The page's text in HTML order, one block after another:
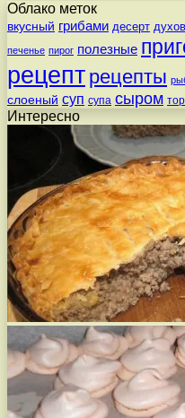
Облако меток
вкусный грибами десерт
печенье пирог полезные
рецепт рецепты
слоеный суп супа сыром
Интересно